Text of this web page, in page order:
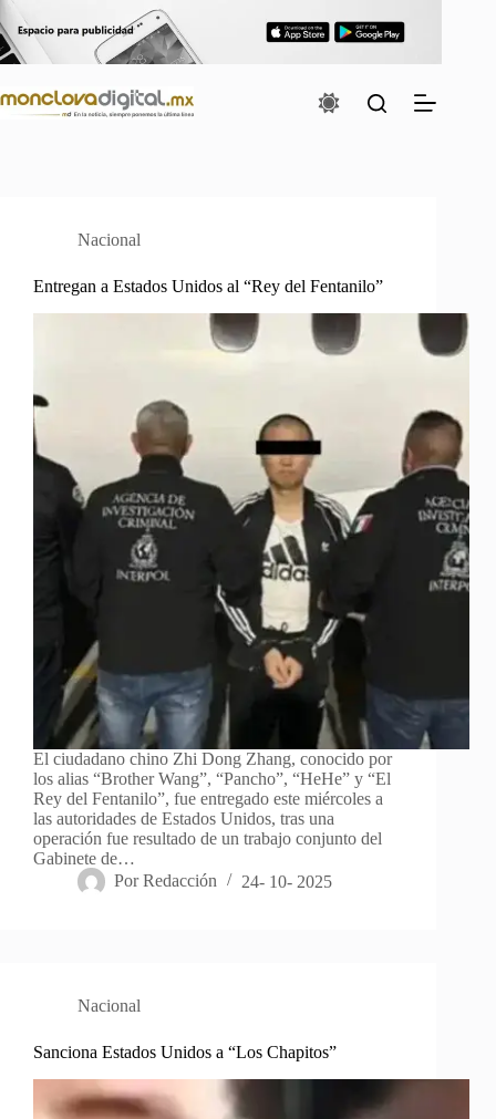
al
contenido
Nacional
Entregan a Estados Unidos al “Rey del Fentanilo”
El ciudadano chino Zhi Dong Zhang, conocido por
los alias “Brother Wang”, “Pancho”, “HeHe” y “El
Rey del Fentanilo”, fue entregado este miércoles a
las autoridades de Estados Unidos, tras una
operación fue resultado de un trabajo conjunto del
Gabinete de…
Por Redacción 24- 10- 2025
Nacional
Sanciona Estados Unidos a “Los Chapitos”